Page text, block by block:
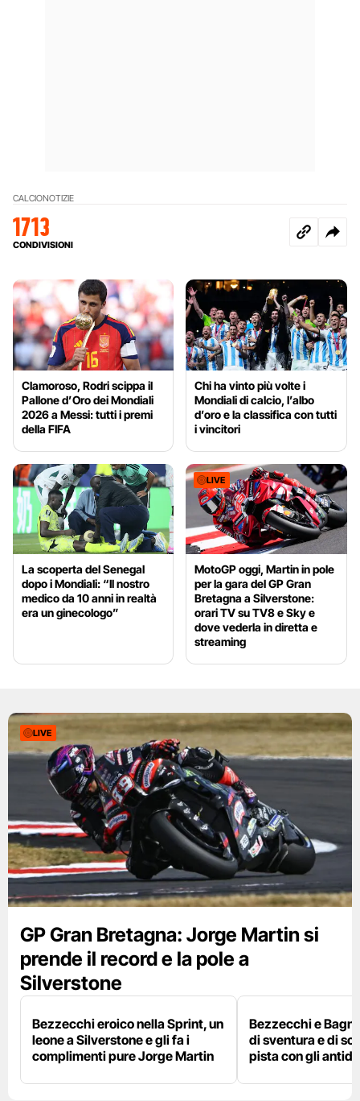
CALCIONOTIZIE
1713
CONDIVISIONI
Clamoroso, Rodri scippa il
Pallone d’Oro dei Mondiali
2026 a Messi: tutti i premi
della FIFA
Chi ha vinto più volte i
Mondiali di calcio, l’albo
d’oro e la classifica con tutti
i vincitori
La scoperta del Senegal
dopo i Mondiali: “Il nostro
medico da 10 anni in realtà
era un ginecologo”
LIVE
MotoGP oggi, Martin in pole
per la gara del GP Gran
Bretagna a Silverstone:
orari TV su TV8 e Sky e
dove vederla in diretta e
streaming
LIVE
GP Gran Bretagna: Jorge Martin si
prende il record e la pole a
Silverstone
Bezzecchi eroico nella Sprint, un
leone a Silverstone e gli fa i
complimenti pure Jorge Martin
Bezzecchi e
di sventura e di
pista con gli